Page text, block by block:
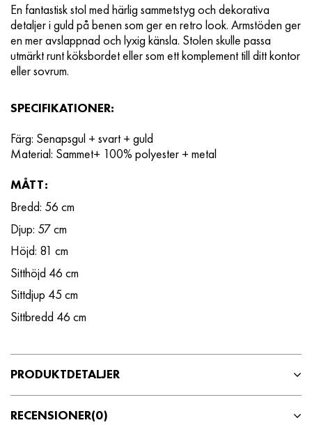
En fantastisk stol med härlig sammetstyg och dekorativa
detaljer i guld på benen som ger en retro look. Armstöden ger
en mer avslappnad och lyxig känsla. Stolen skulle passa
utmärkt runt köksbordet eller som ett komplement till ditt kontor
eller sovrum.
SPECIFIKATIONER:
Färg: Senapsgul + svart + guld
Material: Sammet+ 100% polyester + metal
MÅTT:
Bredd: 56 cm
Djup: 57 cm
Höjd: 81 cm
Sitthöjd 46 cm
Sittdjup 45 cm
Sittbredd 46 cm
PRODUKTDETALJER
RECENSIONER(0)